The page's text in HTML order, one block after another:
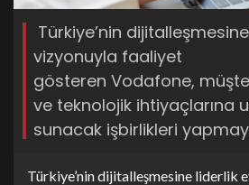
Türkiye’nin
vizyonuyla faaliyet
gösteren Vodafone,
ve teknolojik ihtiyaçlarına
sunacak işbirlikleri
Türkiye’nin dijitalleşmesine liderlik